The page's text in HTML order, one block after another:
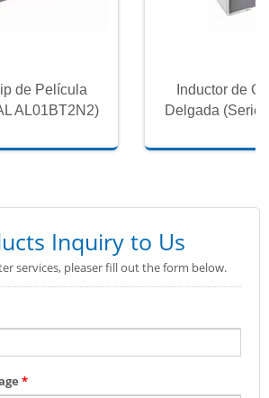
de Película
AL01BT2N2)
Inductor de
Delgada (Serie